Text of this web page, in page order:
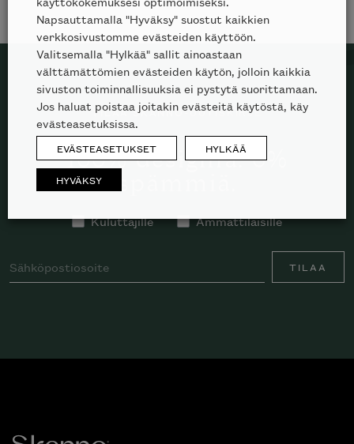
TILAA SKANNO-UUTISKIRJE
100% designia. 0%
spämmiä.
Kuluttajille Ammattilaisille
TILAA
Napsauttamalla "Hyväksy" suostut kaikkien
verkkosivustomme evästeiden käyttöön.
Valitsemalla "Hylkää" sallit ainoastaan
välttämättömien evästeiden käytön, jolloin kaikkia
sivuston toiminnallisuuksia ei pystytä suorittamaan.
Jos haluat poistaa joitakin evästeitä käytöstä, käy
evästeasetuksissa.
EVÄSTEASETUKSET HYLKÄÄ
HYVÄKSY